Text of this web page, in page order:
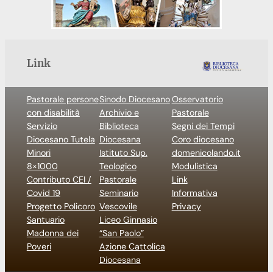
Link
Pastorale persone
con disabilità
Servizio
Diocesano Tutela
Minori
8×1000
Contributo CEI /
Covid 19
Progetto Policoro
Santuario
Madonna dei
Poveri
Sinodo Diocesano
Archivio e
Biblioteca
Diocesana
Istituto Sup.
Teologico
Pastorale
Seminario
Vescovile
Liceo Ginnasio
“San Paolo”
Azione Cattolica
Diocesana
Osservatorio
Pastorale
Segni dei Tempi
Coro diocesano
domenicolando.it
Modulistica
Link
Informativa
Privacy